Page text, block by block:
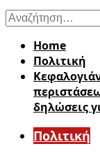
Αναζήτηση
για:
Home
Πολιτική
δηλώσεις
Πολιτική